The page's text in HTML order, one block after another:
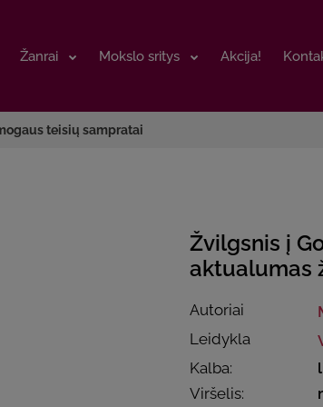
Žanrai Mokslo sritys Akcija!
Žanrai Mokslo sritys Akcija!
teisių sampratai
Žvilgsnis į
aktualumas
Autoriai
Leidykla
Kalba:
Viršelis: